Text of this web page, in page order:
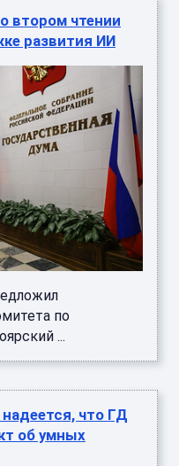
втором чтении
развития ИИ
по
...
что ГД
об умных